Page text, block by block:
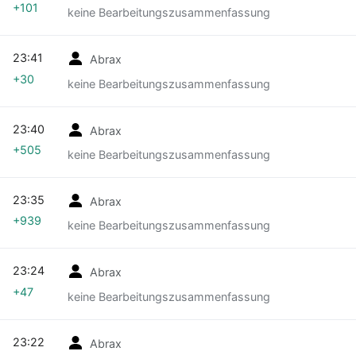
keine Bearbeitungszusammenfassung
+101
Abrax
keine Bearbeitungszusammenfassung
23:41
+30
Abrax
keine Bearbeitungszusammenfassung
23:40
+505
Abrax
keine Bearbeitungszusammenfassung
23:35
+939
Abrax
keine Bearbeitungszusammenfassung
23:24
+47
Abrax
23:22